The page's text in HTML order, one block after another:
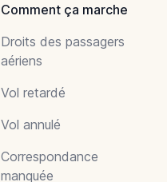
Comment ça marche
Droits des passagers
aériens
Vol retardé
Vol annulé
Correspondance
manquée